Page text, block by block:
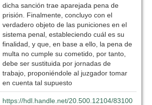
dicha sanción trae aparejada pena de
prisión. Finalmente, concluyo con el
verdadero objeto de las puniciones en el
sistema penal, estableciendo cuál es su
finalidad, y que, en base a ello, la pena de
multa no cumple su cometido, por tanto,
debe ser sustituida por jornadas de
trabajo, proponiéndole al juzgador tomar
en cuenta tal supuesto
https://hdl.handle.net/20.500.12104/83100